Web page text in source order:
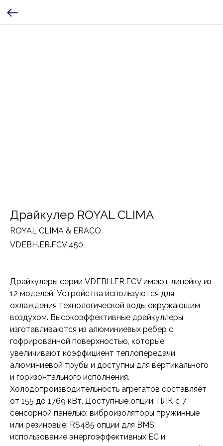
Драйкулер ROYAL CLIMA
ROYAL CLIMA & ERACO
VDEBH.ER.FCV 450
Драйкулеры серии VDEBH.ER.FCV имеют линейку из
12 моделей. Устройства используются для
охлаждения технологической воды окружающим
воздухом. Высокоэффективные драйкуллеры
изготавливаются из алюминиевых ребер с
гофрированной поверхностью, которые
увеличивают коэффициент теплопередачи
алюминиевой трубы и доступны для вертикального
и горизонтального исполнения.
Холодопроизводительность агрегатов составляет
от 155 до 1769 кВт. Доступные опции: ПЛК c 7”
сенсорной панелью; виброизоляторы пружинные
или резиновые; RS485 опции для BMS;
использование энергоэффективных ЕС и